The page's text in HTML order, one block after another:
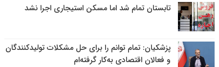
تابستان تمام شد اما مسکن استیجاری اجرا نشد
پزشکیان: تمام توانم را برای حل مشکلات تولیدکنندگان
و فعالان اقتصادی به‌کار گرفته‌ام